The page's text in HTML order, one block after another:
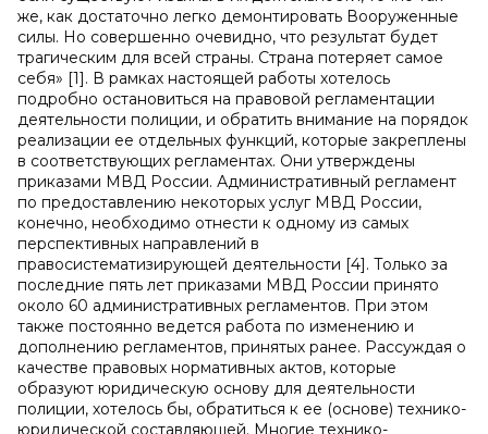
же, как достаточно легко демонтировать Вооруженные
силы. Но совершенно очевидно, что результат будет
трагическим для всей страны. Страна потеряет самое
себя» [1]. В рамках настоящей работы хотелось
подробно остановиться на правовой регламентации
деятельности полиции, и обратить внимание на порядок
реализации ее отдельных функций, которые закреплены
в соответствующих регламентах. Они утверждены
приказами МВД России. Административный регламент
по предоставлению некоторых услуг МВД России,
конечно, необходимо отнести к одному из самых
перспективных направлений в
правосистематизирующей деятельности [4]. Только за
последние пять лет приказами МВД России принято
около 60 административных регламентов. При этом
также постоянно ведется работа по изменению и
дополнению регламентов, принятых ранее. Рассуждая о
качестве правовых нормативных актов, которые
образуют юридическую основу для деятельности
полиции, хотелось бы, обратиться к ее (основе) технико-
юридической составляющей. Многие технико-